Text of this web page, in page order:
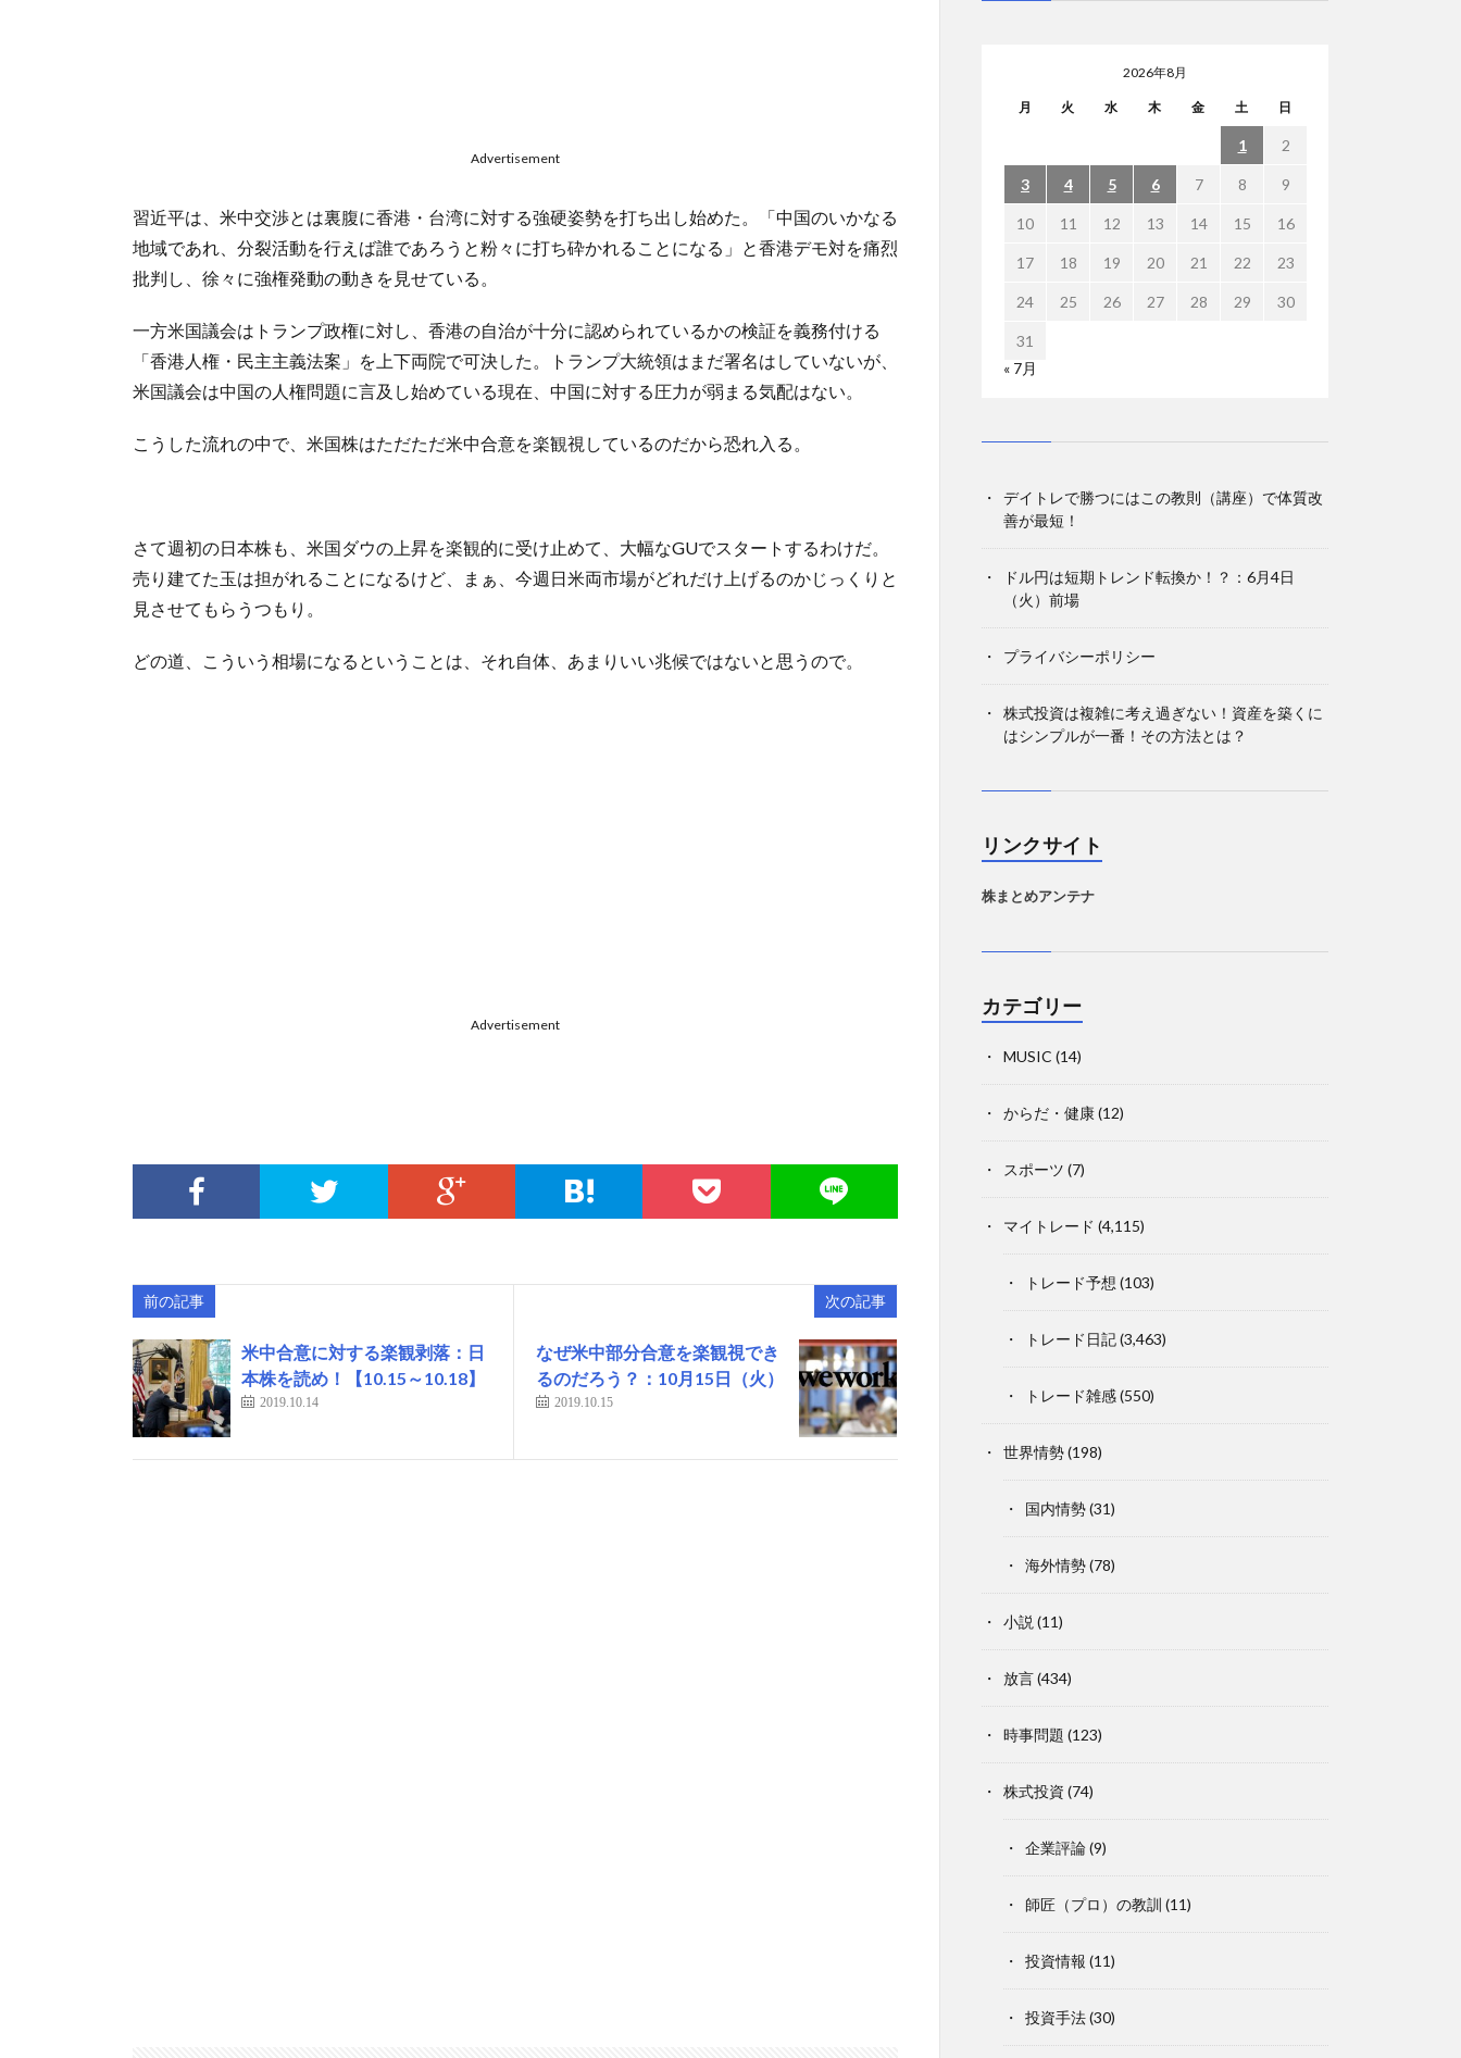
Advertisement
習近平は、米中交渉とは裏腹に香港・台湾に対する強硬姿勢を打ち出し始めた。「中国のいかなる
地域であれ、分裂活動を行えば誰であろうと粉々に打ち砕かれることになる」と香港デモ対を痛烈
批判し、徐々に強権発動の動きを見せている。
一方米国議会はトランプ政権に対し、香港の自治が十分に認められているかの検証を義務付ける
「香港人権・民主主義法案」を上下両院で可決した。トランプ大統領はまだ署名はしていないが、
米国議会は中国の人権問題に言及し始めている現在、中国に対する圧力が弱まる気配はない。
こうした流れの中で、米国株はただただ米中合意を楽観視しているのだから恐れ入る。
さて週初の日本株も、米国ダウの上昇を楽観的に受け止めて、大幅なGUでスタートするわけだ。
売り建てた玉は担がれることになるけど、まぁ、今週日米両市場がどれだけ上げるのかじっくりと
見させてもらうつもり。
どの道、こういう相場になるということは、それ自体、あまりいい兆候ではないと思うので。
Advertisement
前の記事
米中合意に対する楽観剥落：日
本株を読め！【10.15～10.18】
2019.10.14
次の記事
なぜ米中部分合意を楽観視でき
るのだろう？：10月15日（火）
2019.10.15
2026年8月
月 火 水 木 金 土 日
1 2
3 4 5 6 7 8 9
10 11 12 13 14 15 16
17 18 19 20 21 22 23
24 25 26 27 28 29 30
31
« 7月
デイトレで勝つにはこの教則（講座）で体質改
善が最短！
ドル円は短期トレンド転換か！？：6月4日
（火）前場
プライバシーポリシー
株式投資は複雑に考え過ぎない！資産を築くに
はシンプルが一番！その方法とは？
リンクサイト
株まとめアンテナ
カテゴリー
MUSIC (14)
からだ・健康(12)
スポーツ (7)
マイトレード (4,115)
トレード予想 (103)
トレード日記(3,463)
トレード雑感(550)
世界情勢(198)
国内情勢(31)
海外情勢(78)
小説 (11)
放言(434)
時事問題 (123)
株式投資 (74)
企業評論(9)
師匠（プロ）の教訓 (11)
投資情報 (11)
投資手法(30)